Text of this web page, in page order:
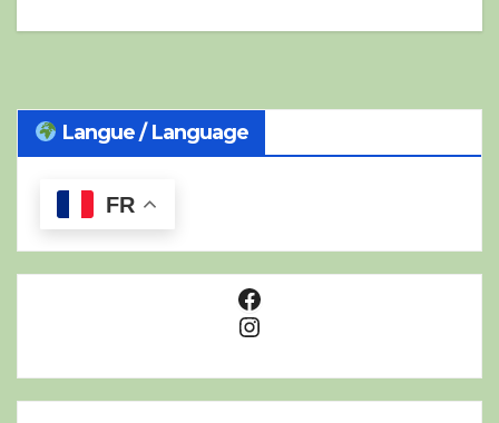
l’article
Langue / Language
FR
Facebook
Instagram